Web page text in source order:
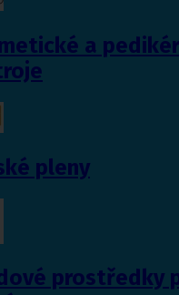
a
pleny
prostředky